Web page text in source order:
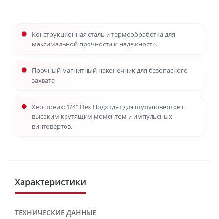
Конструкционная сталь и термообработка для
максимальной прочности и надежности.
Прочный магнитный наконечник для безопасного
захвата
Хвостовик: 1/4" Hex Подходят для шуруповертов с
высоким крутящим моментом и импульсных
винтовертов.
Характеристики
ТЕХНИЧЕСКИЕ ДАННЫЕ